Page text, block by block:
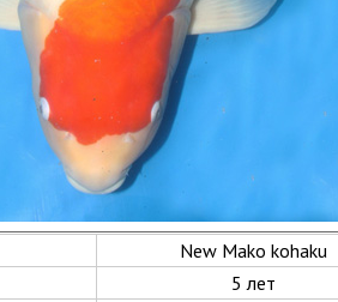
New Mako kohaku
5 лет